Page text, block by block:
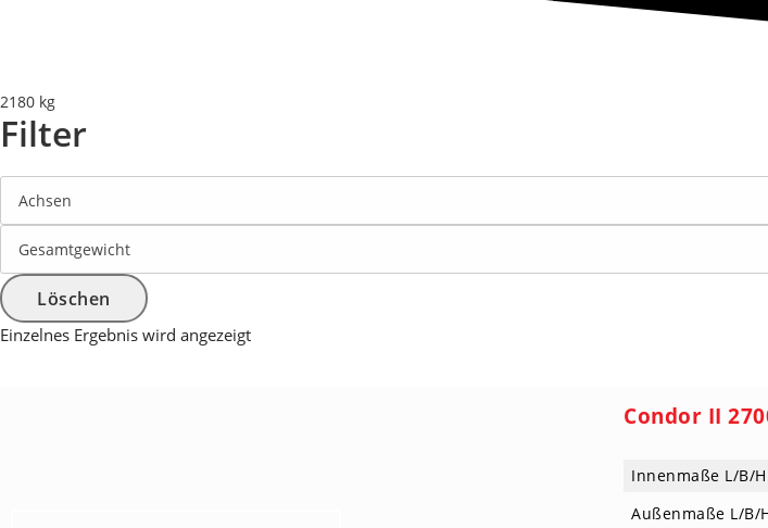
2180 kg
Filter
Löschen
Einzelnes Ergebnis wird angezeigt
Condor II
Innenmaße L/B/H
Außenmaße L/B/